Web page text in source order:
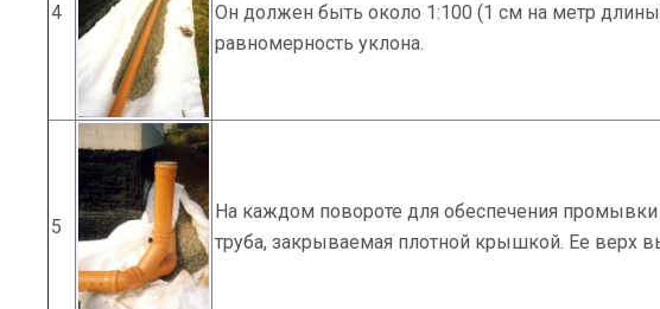
4
Он должен быть около 1:100 (1 см на метр
равномерность уклона.
5
На каждом повороте для обеспечения
труба, закрываемая плотной крышкой. Ее верх